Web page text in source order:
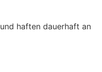
haften dauerhaft an